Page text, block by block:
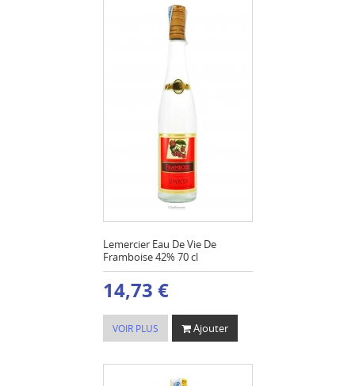
Lemercier Eau De Vie De
Framboise 42% 70 cl
14,73 €
VOIR PLUS Ajouter